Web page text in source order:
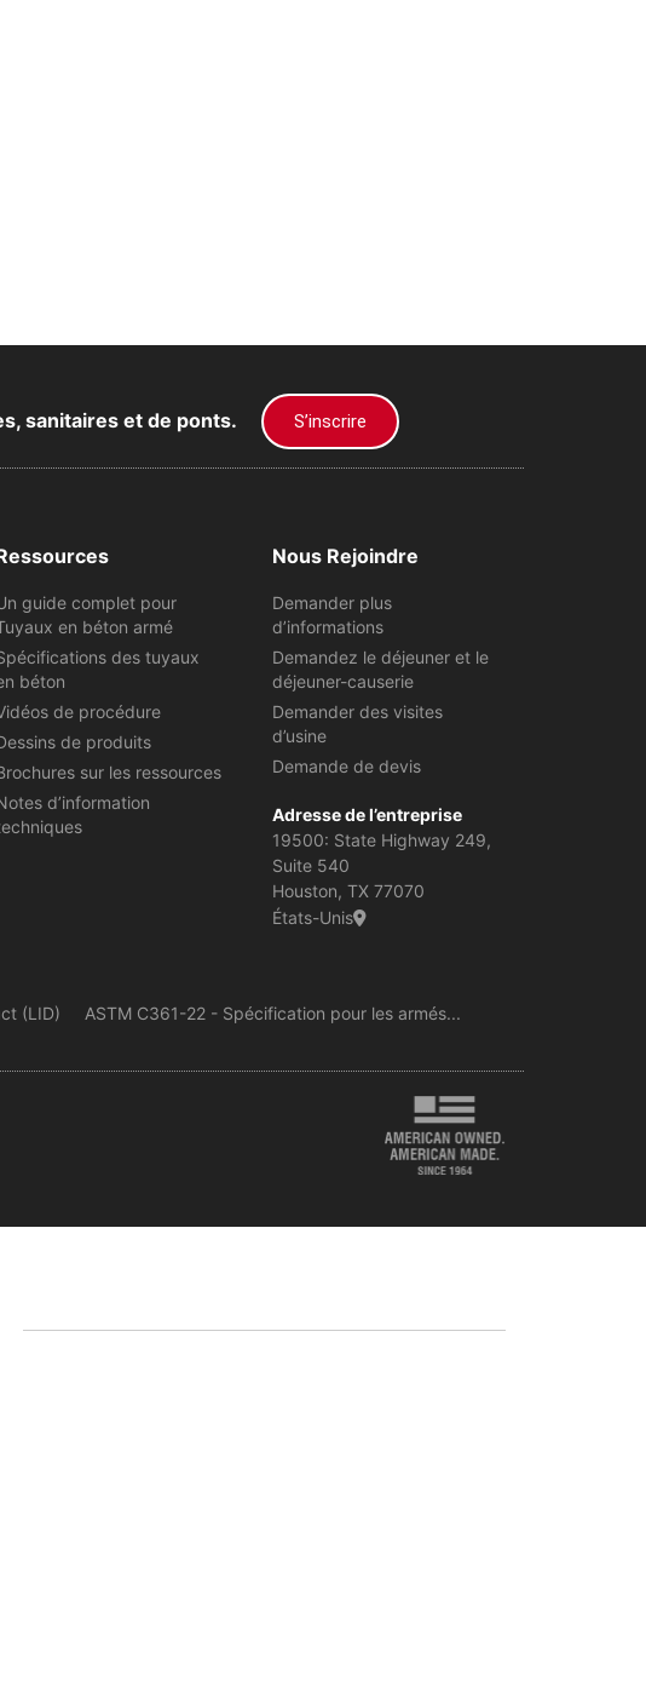
sanitaires et de ponts. S’inscrire
guide complet pour
en béton armé
des tuyaux
béton
de procédure
de produits
sur les ressources
d’information
Nous Rejoindre
Demander plus
d’informations
Demandez le déjeuner et le
déjeuner-causerie
Demander des visites
d’usine
Demande de devis
Adresse de l’entreprise
19500: State Highway 249,
Suite 540
Houston, TX 77070
États-Unis
(LID) ASTM C361-22 - Spécification pour les armés...